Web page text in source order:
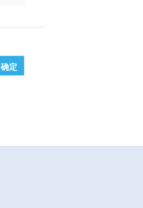
确定